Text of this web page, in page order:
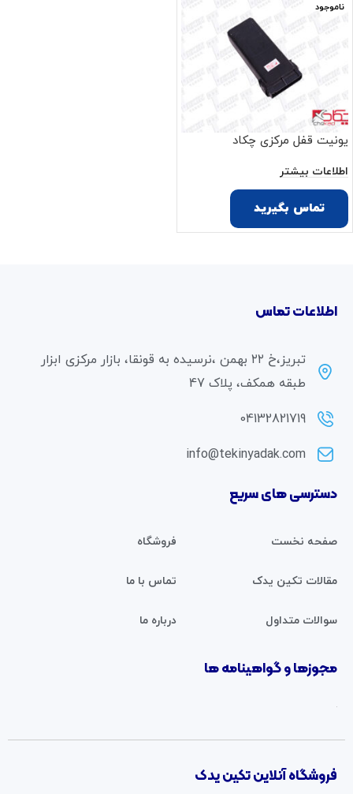
یونیت قفل مرکزی چکاد
اطلاعات بیشتر
تماس بگیرید
اطلاعات تماس
تبریز،خ ۲۲ بهمن ،نرسیده به قونقا، بازار مرکزی ابزار
طبقه همکف، پلاک 47
04132821719
info@tekinyadak.com
دسترسی های سریع
صفحه نخست فروشگاه
مقالات تکین یدک تماس با ما
سوالات متداول درباره ما
مجوزها و گواهینامه ها
فروشگاه آنلاین تکین یدک